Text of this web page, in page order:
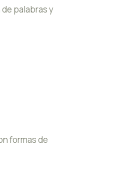
palabras y
formas de